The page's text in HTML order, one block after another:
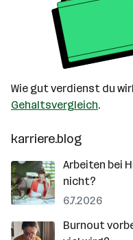
Wie gut verdienst du
Gehaltsvergleich.
karriere.blog
Arbeiten bei
nicht?
6.7.2026
Burnout